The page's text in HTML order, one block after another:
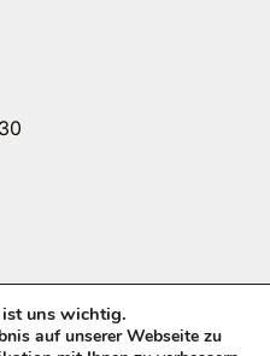
uns wichtig.
auf unserer Webseite zu